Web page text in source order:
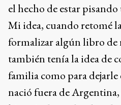
el hecho de estar
Mi idea, cuando retomé
formalizar algún libro de
también tenía la idea de
familia como para
nació fuera de